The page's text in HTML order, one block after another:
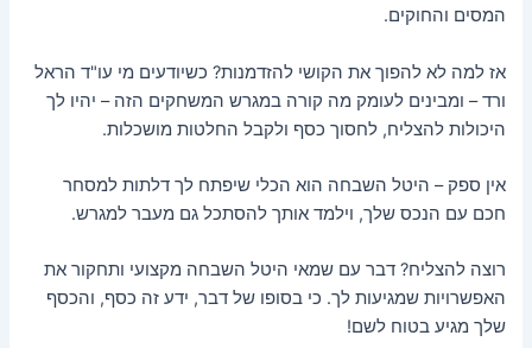
המסים והחוקים.
אז למה לא להפוך את הקושי להזדמנות? כשיודעים מי עו"ד הראל
ורד – ומבינים לעומק מה קורה במגרש המשחקים הזה – יהיו לך
היכולות להצליח, לחסוך כסף ולקבל החלטות מושכלות.
אין ספק – היטל השבחה הוא הכלי שיפתח לך דלתות למסחר
חכם עם הנכס שלך, וילמד אותך להסתכל גם מעבר למגרש.
רוצה להצליח? דבר עם שמאי היטל השבחה מקצועי ותחקור את
האפשרויות שמגיעות לך. כי בסופו של דבר, ידע זה כסף, והכסף
שלך מגיע בטוח לשם!